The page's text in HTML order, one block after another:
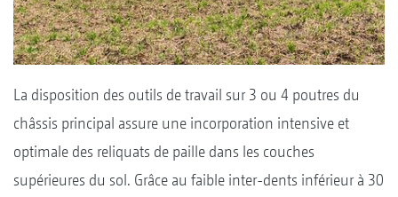
La disposition des outils de travail sur 3 ou 4 poutres du
châssis principal assure une incorporation intensive et
optimale des reliquats de paille dans les couches
supérieures du sol. Grâce au faible inter-dents inférieur à 30